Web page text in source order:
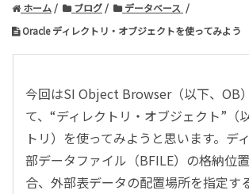
ホーム ブログ
データベース
Oracle ディレクトリ・オブジェクトを使ってみよう
今回はSI Object Browser（以下、OB
て、“ディレクトリ・オブジェクト”（
トリ）を使ってみようと思います。デ
部データファイル（BFILE）の格納位
合、外部表データの配置場所を指定す